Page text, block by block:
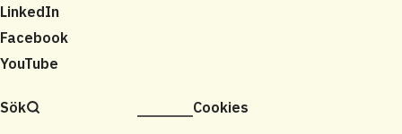
LinkedIn
Facebook
YouTube
Sök Cookies